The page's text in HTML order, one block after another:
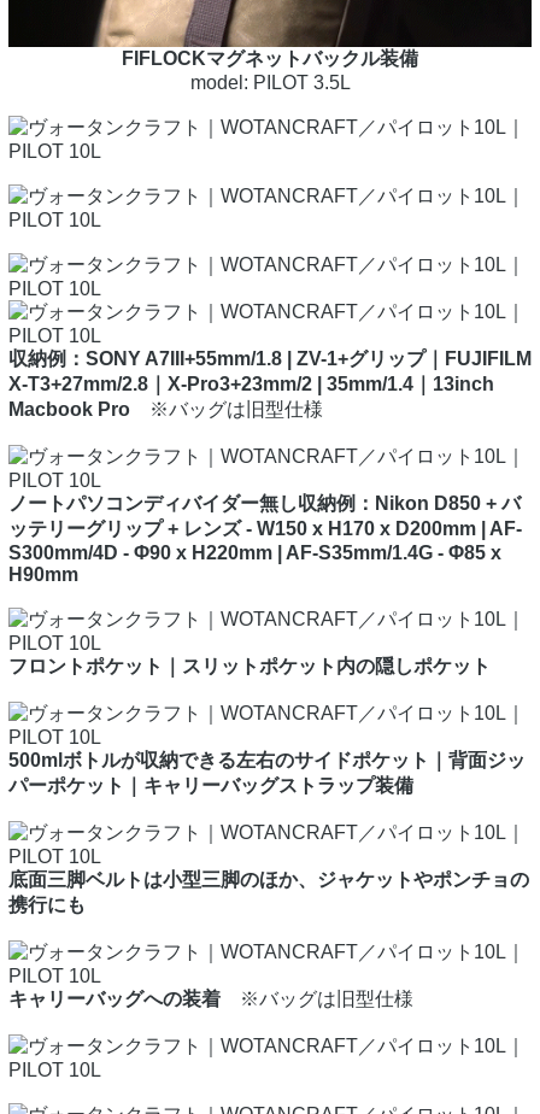
FIFLOCKマグネットバックル装備
model: PILOT 3.5L
収納例：SONY A7III+55mm/1.8 | ZV-1+グリップ｜FUJIFILM
X-T3+27mm/2.8｜X-Pro3+23mm/2 | 35mm/1.4｜13inch
Macbook Pro ※バッグは旧型仕様
ノートパソコンディバイダー無し収納例：Nikon D850 + バ
ッテリーグリップ + レンズ - W150 x H170 x D200mm | AF-
S300mm/4D - Φ90 x H220mm | AF-S35mm/1.4G - Φ85 x
H90mm
フロントポケット｜スリットポケット内の隠しポケット
500mlボトルが収納できる左右のサイドポケット｜背面ジッ
パーポケット｜キャリーバッグストラップ装備
底面三脚ベルトは小型三脚のほか、ジャケットやポンチョの
携行にも
キャリーバッグへの装着 ※バッグは旧型仕様